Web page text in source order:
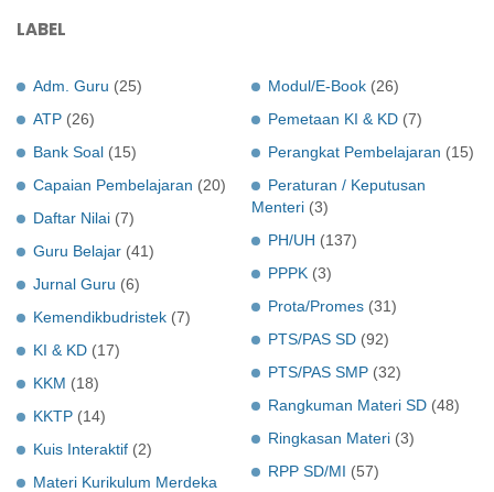
LABEL
Adm. Guru (25)
ATP (26)
Bank Soal (15)
Capaian Pembelajaran (20)
Daftar Nilai (7)
Guru Belajar (41)
Jurnal Guru (6)
Kemendikbudristek (7)
KI & KD (17)
KKM (18)
KKTP (14)
Kuis Interaktif (2)
Materi Kurikulum Merdeka
Modul/E-Book (26)
Pemetaan KI & KD (7)
Perangkat Pembelajaran (15)
Peraturan / Keputusan
Menteri (3)
PH/UH (137)
PPPK (3)
Prota/Promes (31)
PTS/PAS SD (92)
PTS/PAS SMP (32)
Rangkuman Materi SD (48)
Ringkasan Materi (3)
RPP SD/MI (57)